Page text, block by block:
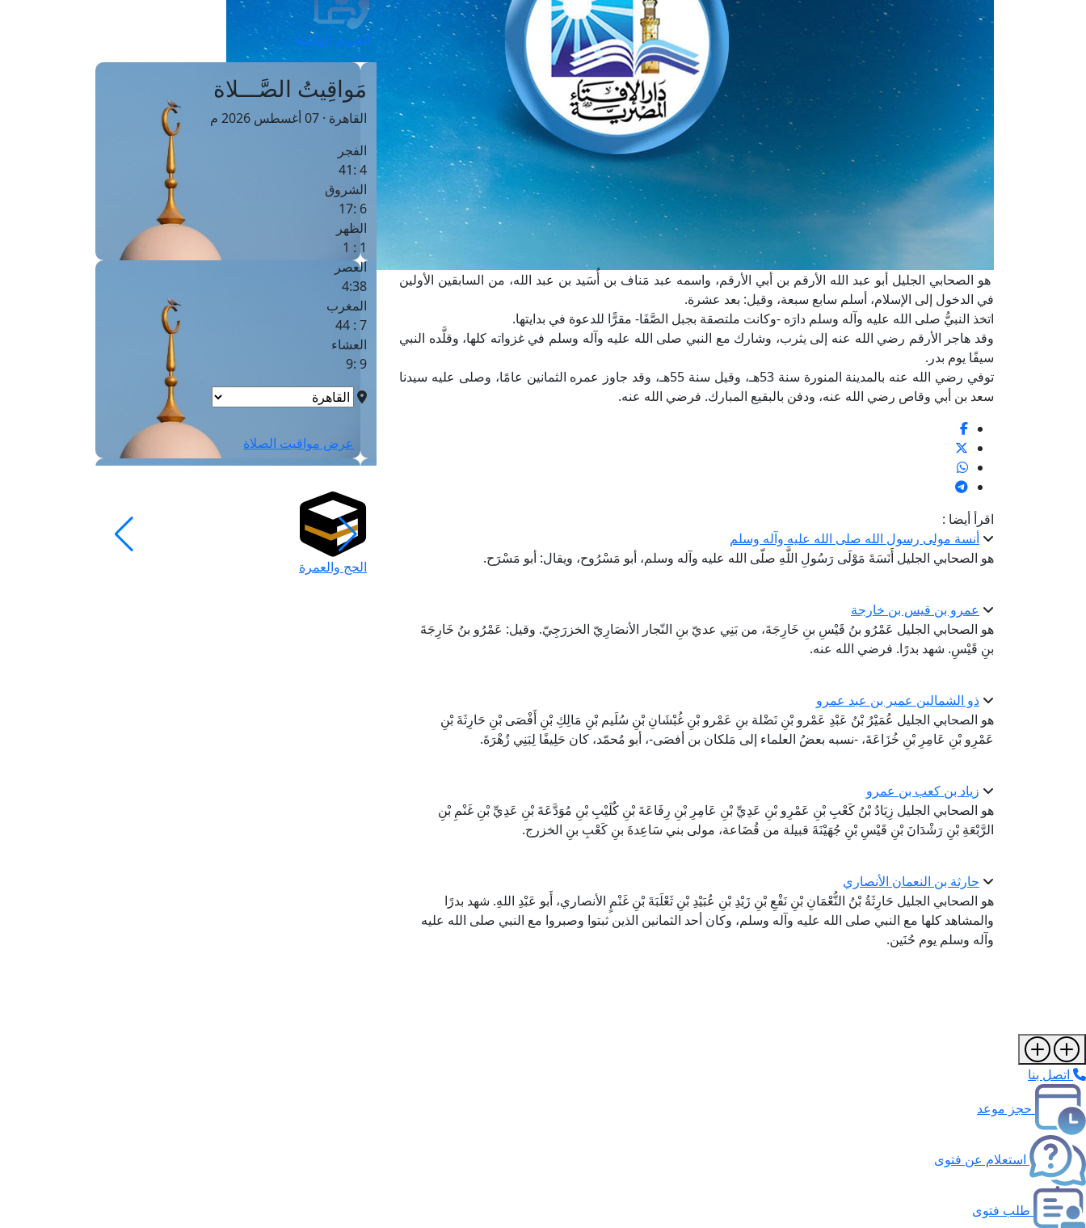
هو الصحابي الجليل أبو عبد الله الأرقم بن أبي الأرقم، واسمه عبد مَناف بن أُسَيد بن عبد الله، من السابقين الأولين
في الدخول إلى الإسلام، أسلم سابع سبعة، وقيل: بعد عشرة.
اتخذ النبيُّ صلى الله عليه وآله وسلم دارَه -وكانت ملتصقة بجبل الصَّفَا- مقرًّا للدعوة في بدايتها.
وقد هاجر الأرقم رضي الله عنه إلى يثرب، وشارك مع النبي صلى الله عليه وآله وسلم في غزواته كلها، وقلَّده النبي
سيفًا يوم بدر.
توفي رضي الله عنه بالمدينة المنورة سنة 53هـ، وقيل سنة 55هـ، وقد جاوز عمره الثمانين عامًا، وصلى عليه سيدنا
سعد بن أبي وقاص رضي الله عنه، ودفن بالبقيع المبارك. فرضي الله عنه.
اقرأ أيضا :
أنسة مولى رسول الله صلى الله عليه وآله وسلم
هو الصحابي الجليل أَنَسَةَ مَوْلَى رَسُولِ اللَّهِ صلّى الله عليه وآله وسلم، أبو مَسْرُوح، ويقال: أبو مَسْرَح.
عمرو بن قيس بن خارجة
هو الصحابي الجليل عَمْرُو بنُ قَيْسِ بنِ خَارِجَةَ، من بَنِي عديّ بنِ النّجار الأنصَارِيّ الخزرَجِيّ. وقيل: عَمْرُو بنُ خَارِجَةَ
بنِ قَيْسِ. شهد بدرًا. فرضي الله عنه.
ذو الشمالين عمير بن عبد عمرو
هو الصحابي الجليل عُمَيْرُ بْنُ عَبْدِ عَمْرو بْنِ نَضْلة بنِ عَمْرو بْنِ غُبْشَانِ بْنِ سُلَيم بْنِ مَالِكِ بْنِ أَفْصَى بْنِ حَارِثَةَ بْنِ
عَمْرِو بْنِ عَامِرِ بْنِ خُزَاعَةَ، -نسبه بعضُ العلماء إلى مَلكان بن أفصَى-، أبو مُحمّد، كان حَلِيفًا لِبَنِي زُهْرَةَ.
زياد بن كعب بن عمرو
هو الصحابي الجليل زِيَادُ بْنُ كَعْبِ بْنِ عَمْرِو بْنِ عَدِيِّ بْنِ عَامِرِ بْنِ رِفَاعَةَ بْنِ كُلَيْبِ بْنِ مُوَدَّعَةَ بْنِ عَدِيِّ بْنِ غَنْمِ بْنِ
الرَّبْعَةِ بْنِ رَشْدَانَ بْنِ قَيْسِ بْنِ جُهَيْنَةَ قبيلة من قُضَاعة، مولى بني سَاعِدةَ بنِ كَعْبِ بنِ الخزرج.
حارثة بن النعمان الأنصاري
هو الصحابي الجليل حَارِثَةُ بْنُ النُّعْمَانِ بْنِ نَفْعِ بْنِ زَيْدِ بْنِ عُبَيْدِ بْنِ ثَعْلَبَةَ بْنِ غَنْمٍ الأنصاري، أَبو عَبْدِ اللهِ. شهد بدرًا
والمشاهد كلها مع النبي صلى الله عليه وآله وسلم، وكان أحد الثمانين الذين ثبتوا وصبروا مع النبي صلى الله عليه
وآله وسلم يوم حُنَين.
الفتوى الهاتفية
مَواقِيتُ الصَّـــلاة
القاهرة · 07 أغسطس 2026 م
الفجر
4 :41
الشروق
6 :17
الظهر
1 : 1
العصر
4:38
المغرب
7 : 44
العشاء
9 :9
عرض مواقيت الصلاة
الحج والعمرة
اتصل بنا
حجز موعد
استعلام عن فتوى
طلب فتوى